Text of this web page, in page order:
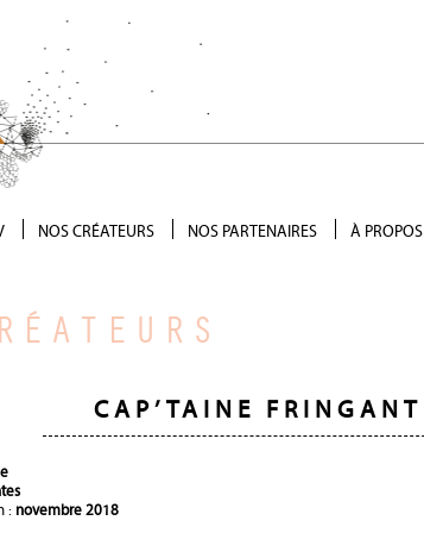
NOS CRÉATEURS NOS PARTENAIRES
Précieux soutien
Devenir partenaire
À PROPOS
CAP’TAINE FRINGANT
: novembre 2018